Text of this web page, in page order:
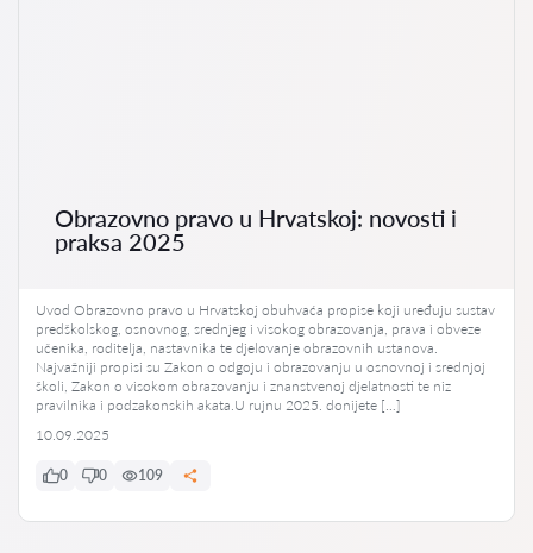
Obrazovno pravo u Hrvatskoj: novosti i
praksa 2025
Uvod Obrazovno pravo u Hrvatskoj obuhvaća propise koji uređuju sustav
predškolskog, osnovnog, srednjeg i visokog obrazovanja, prava i obveze
učenika, roditelja, nastavnika te djelovanje obrazovnih ustanova.
Najvažniji propisi su Zakon o odgoju i obrazovanju u osnovnoj i srednjoj
školi, Zakon o visokom obrazovanju i znanstvenoj djelatnosti te niz
pravilnika i podzakonskih akata.U rujnu 2025. donijete […]
10.09.2025
0 0 109